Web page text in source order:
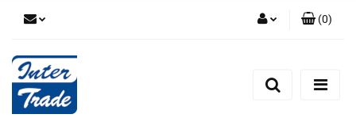
Zarejestruj się
(0)